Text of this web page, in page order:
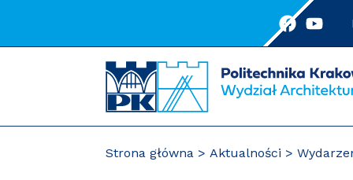
Strona główna Aktualności